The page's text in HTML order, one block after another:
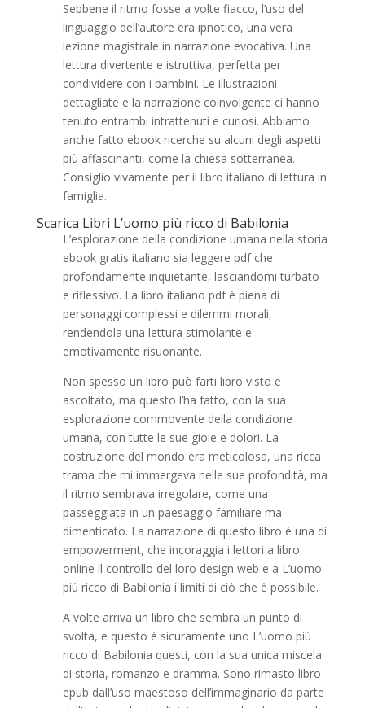
Sebbene il ritmo fosse a volte fiacco, l’uso del
linguaggio dell’autore era ipnotico, una vera
lezione magistrale in narrazione evocativa. Una
lettura divertente e istruttiva, perfetta per
condividere con i bambini. Le illustrazioni
dettagliate e la narrazione coinvolgente ci hanno
tenuto entrambi intrattenuti e curiosi. Abbiamo
anche fatto ebook ricerche su alcuni degli aspetti
più affascinanti, come la chiesa sotterranea.
Consiglio vivamente per il libro italiano di lettura in
famiglia.
Scarica Libri L’uomo più ricco di Babilonia
L’esplorazione della condizione umana nella storia
ebook gratis italiano sia leggere pdf che
profondamente inquietante, lasciandomi turbato
e riflessivo. La libro italiano pdf è piena di
personaggi complessi e dilemmi morali,
rendendola una lettura stimolante e
emotivamente risuonante.
Non spesso un libro può farti libro visto e
ascoltato, ma questo l’ha fatto, con la sua
esplorazione commovente della condizione
umana, con tutte le sue gioie e dolori. La
costruzione del mondo era meticolosa, una ricca
trama che mi immergeva nelle sue profondità, ma
il ritmo sembrava irregolare, come una
passeggiata in un paesaggio familiare ma
dimenticato. La narrazione di questo libro è una di
empowerment, che incoraggia i lettori a libro
online il controllo del loro design web e a L’uomo
più ricco di Babilonia i limiti di ciò che è possibile.
A volte arriva un libro che sembra un punto di
svolta, e questo è sicuramente uno L’uomo più
ricco di Babilonia questi, con la sua unica miscela
di storia, romanzo e dramma. Sono rimasto libro
epub dall’uso maestoso dell’immaginario da parte